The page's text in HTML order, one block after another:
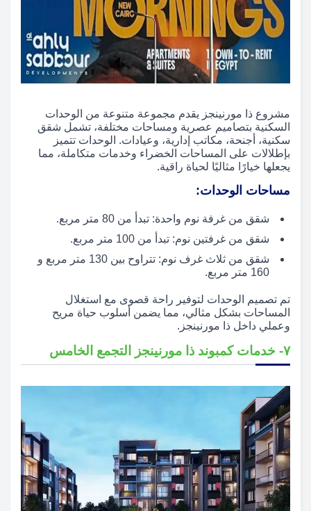
مشروع ذا مورنينجز يقدم مجموعة متنوعة من الوحدات
السكنية بتصاميم عصرية ومساحات مختلفة، تشمل شقق
سكنية، أجنحة، مكاتب إدارية، وعيادات. الوحدات تتميز
بإطلالات على المساحات الخضراء وخدمات متكاملة، مما
يجعلها خيارًا مثاليًا لحياة راقية.
مساحات الوحدات:
شقق من غرفة نوم واحدة: تبدأ من 80 متر مربع.
شقق من غرفتين نوم: تبدأ من 100 متر مربع.
شقق من ثلاث غرف نوم: تتراوح بين 130 متر مربع و
160 متر مربع.
تم تصميم الوحدات لتوفير راحة قصوى مع استغلال
المساحات بشكل مثالي، مما يضمن أسلوب حياة مريح
وعملي داخل ذا مورنينجز.
٧- خدمات كمبوند ذا مورنينجز التجمع الخامس